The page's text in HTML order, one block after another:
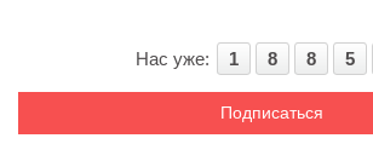
Нас уже: 1 8 8 5
Подписаться